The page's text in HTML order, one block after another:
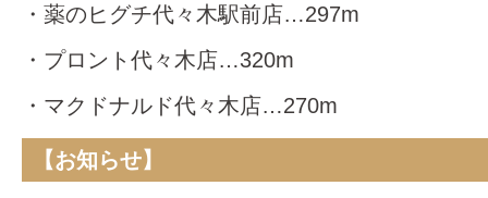
・薬のヒグチ代々木駅前店…297m
・プロント代々木店…320m
・マクドナルド代々木店…270m
【お知らせ】